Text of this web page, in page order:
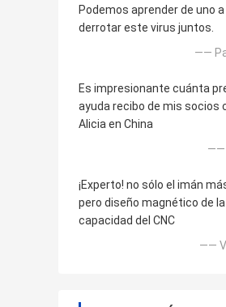
Podemos aprender de uno
derrotar este virus juntos.
——
Es impresionante cuánta
ayuda recibo de mis socios
Alicia en China
——
¡Experto! no sólo el imán
pero diseño magnético de
capacidad del CNC
——